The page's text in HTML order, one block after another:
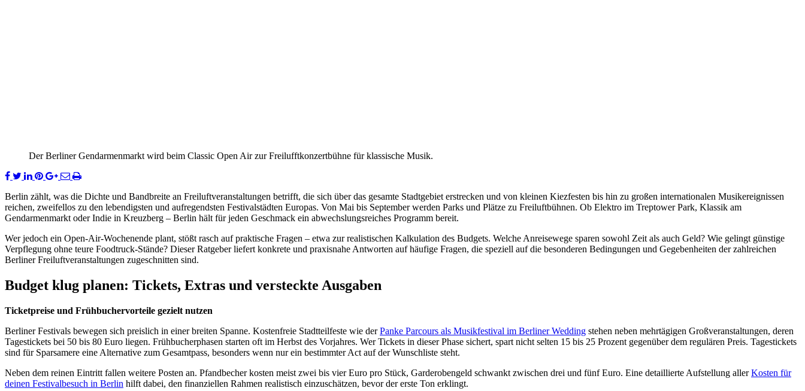
Der Berliner Gendarmenmarkt wird beim Classic Open Air zur Freilufftkonzertbühne für klassische Musik.
Berlin zählt, was die Dichte und Bandbreite an Freiluftveranstaltungen betrifft, die sich über das gesamte Stadtgebiet erstrecken und von kleinen Kiezfesten bis hin zu großen internationalen Musikereignissen
reichen, zweifellos zu den lebendigsten und aufregendsten Festivalstädten Europas. Von Mai bis September werden Parks und Plätze zu Freiluftbühnen. Ob Elektro im Treptower Park, Klassik am
Gendarmenmarkt oder Indie in Kreuzberg – Berlin hält für jeden Geschmack ein abwechslungsreiches Programm bereit.
Wer jedoch ein Open-Air-Wochenende plant, stößt rasch auf praktische Fragen – etwa zur realistischen Kalkulation des Budgets. Welche Anreisewege sparen sowohl Zeit als auch Geld? Wie gelingt günstige
Verpflegung ohne teure Foodtruck-Stände? Dieser Ratgeber liefert konkrete und praxisnahe Antworten auf häufige Fragen, die speziell auf die besonderen Bedingungen und Gegebenheiten der zahlreichen
Berliner Freiluftveranstaltungen zugeschnitten sind.
Budget klug planen: Tickets, Extras und versteckte Ausgaben
Ticketpreise und Frühbuchervorteile gezielt nutzen
Berliner Festivals bewegen sich preislich in einer breiten Spanne. Kostenfreie Stadtteilfeste wie derPanke Parcours als Musikfestival im Berliner Wedding stehen neben mehrtägigen Großveranstaltungen, deren
Tagestickets bei 50 bis 80 Euro liegen. Frühbucherphasen starten oft im Herbst des Vorjahres. Wer Tickets in dieser Phase sichert, spart nicht selten 15 bis 25 Prozent gegenüber dem regulären Preis. Tagestickets
sind für Sparsamere eine Alternative zum Gesamtpass, besonders wenn nur ein bestimmter Act auf der Wunschliste steht.
Neben dem reinen Eintritt fallen weitere Posten an. Pfandbecher kosten meist zwei bis vier Euro pro Stück, Garderobengeld schwankt zwischen drei und fünf Euro. Eine detaillierte Aufstellung allerKosten für
deinen Festivalbesuch in Berlin hilft dabei, den finanziellen Rahmen realistisch einzuschätzen, bevor der erste Ton erklingt.